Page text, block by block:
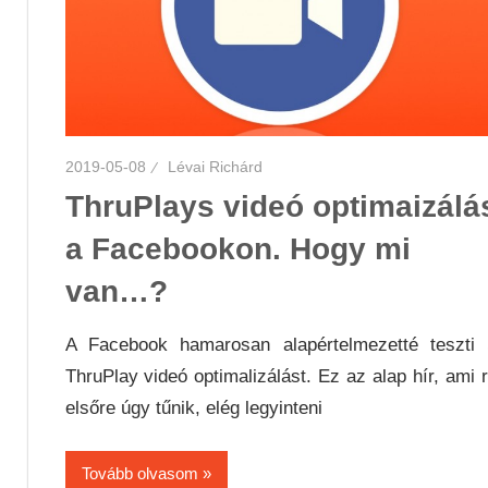
2019-05-08 Lévai Richárd
ThruPlays videó
a Facebookon. Hogy mi
van…?
A Facebook hamarosan alapértelmezetté teszti
ThruPlay videó optimalizálást. Ez az alap hír, ami
elsőre úgy tűnik, elég legyinteni
Tovább olvasom